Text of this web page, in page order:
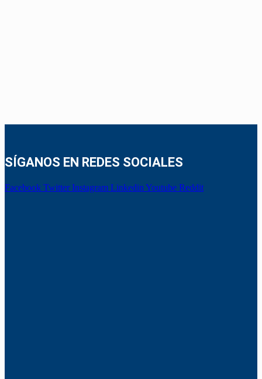
SÍGANOS EN REDES SOCIALES
Facebook Twitter Instagram Linkedin Youtube Reddit